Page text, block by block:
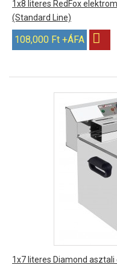
1x8 literes RedFox
(Standard Line)
108,000 Ft +ÁFA
1x7 literes Diamond